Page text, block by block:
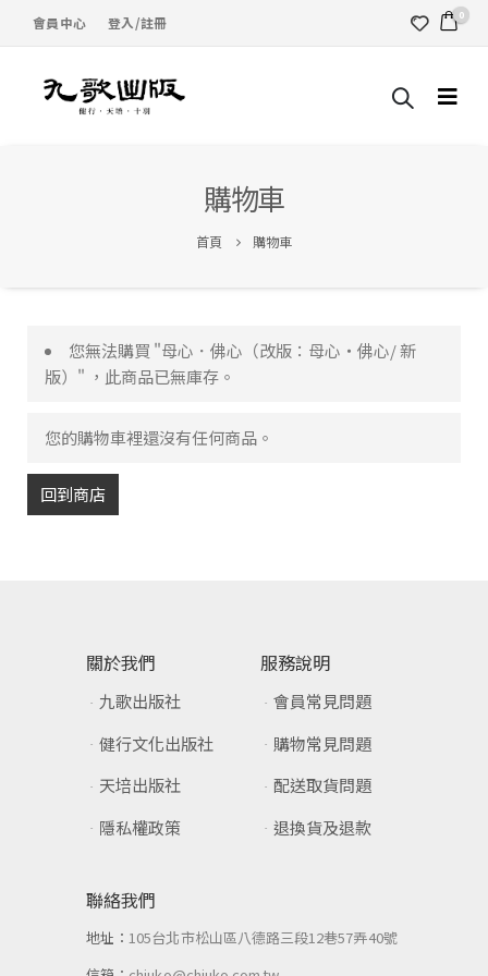
會員中心 登入/註冊 0
購物車
首頁 購物車
您無法購買 "母心．佛心（改版：母心‧佛心/ 新
版）" ，此商品已無庫存。
您的購物車裡還沒有任何商品。
回到商店
關於我們
九歌出版社
健行文化出版社
天培出版社
隱私權政策
服務說明
會員常見問題
購物常見問題
配送取貨問題
退換貨及退款
聯絡我們
地址：105台北市松山區八德路三段12巷57弄40號